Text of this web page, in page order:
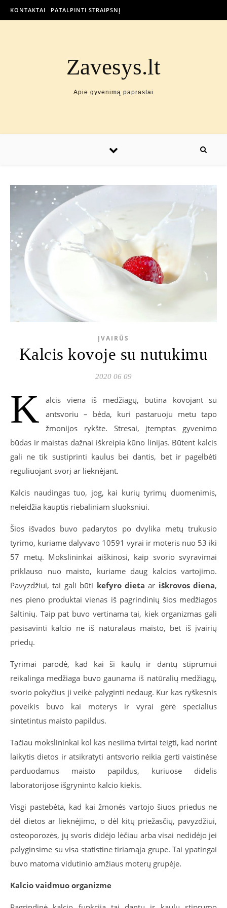
KONTAKTAI PATALPINTI STRAIPSNĮ
Zavesys.lt
Apie gyvenimą paprastai
ĮVAIRŪS
Kalcis kovoje su nutukimu
2020 06 09
K
alcis viena iš medžiagų, būtina kovojant su
antsvoriu – bėda, kuri pastaruoju metu tapo
žmonijos rykšte. Stresai, įtemptas gyvenimo
būdas ir maistas dažnai iškreipia kūno linijas. Būtent kalcis
gali ne tik sustiprinti kaulus bei dantis, bet ir pagelbėti
reguliuojant svorį ar lieknėjant.
Kalcis naudingas tuo, jog, kai kurių tyrimų duomenimis,
neleidžia kauptis riebaliniam sluoksniui.
Šios išvados buvo padarytos po dvylika metų trukusio
tyrimo, kuriame dalyvavo 10591 vyrai ir moteris nuo 53 iki
57 metų. Mokslininkai aiškinosi, kaip svorio svyravimai
priklauso nuo maisto, kuriame daug kalcios vartojimo.
Pavyzdžiui, tai gali būti kefyro dieta ar iškrovos diena,
nes pieno produktai vienas iš pagrindinių šios medžiagos
šaltinių. Taip pat buvo vertinama tai, kiek organizmas gali
pasisavinti kalcio ne iš natūralaus maisto, bet iš įvairių
priedų.
Tyrimai parodė, kad kai ši kaulų ir dantų stiprumui
reikalinga medžiaga buvo gaunama iš natūralių medžiagų,
svorio pokyčius ji veikė palyginti nedaug. Kur kas ryškesnis
poveikis buvo kai moterys ir vyrai gėrė specialius
sintetintus maisto papildus.
Tačiau mokslininkai kol kas nesiima tvirtai teigti, kad norint
laikytis dietos ir atsikratyti antsvorio reikia gerti vaistinėse
parduodamus maisto papildus, kuriuose didelis
laboratorijose išgryninto kalcio kiekis.
Visgi pastebėta, kad kai žmonės vartojo šiuos priedus ne
dėl dietos ar lieknėjimo, o dėl kitų priežasčių, pavyzdžiui,
osteoporozės, jų svoris didėjo lėčiau arba visai nedidėjo jei
palyginsime su visa statistine tiriamąja grupe. Tai ypatingai
buvo matoma vidutinio amžiaus moterų grupėje.
Kalcio vaidmuo organizme